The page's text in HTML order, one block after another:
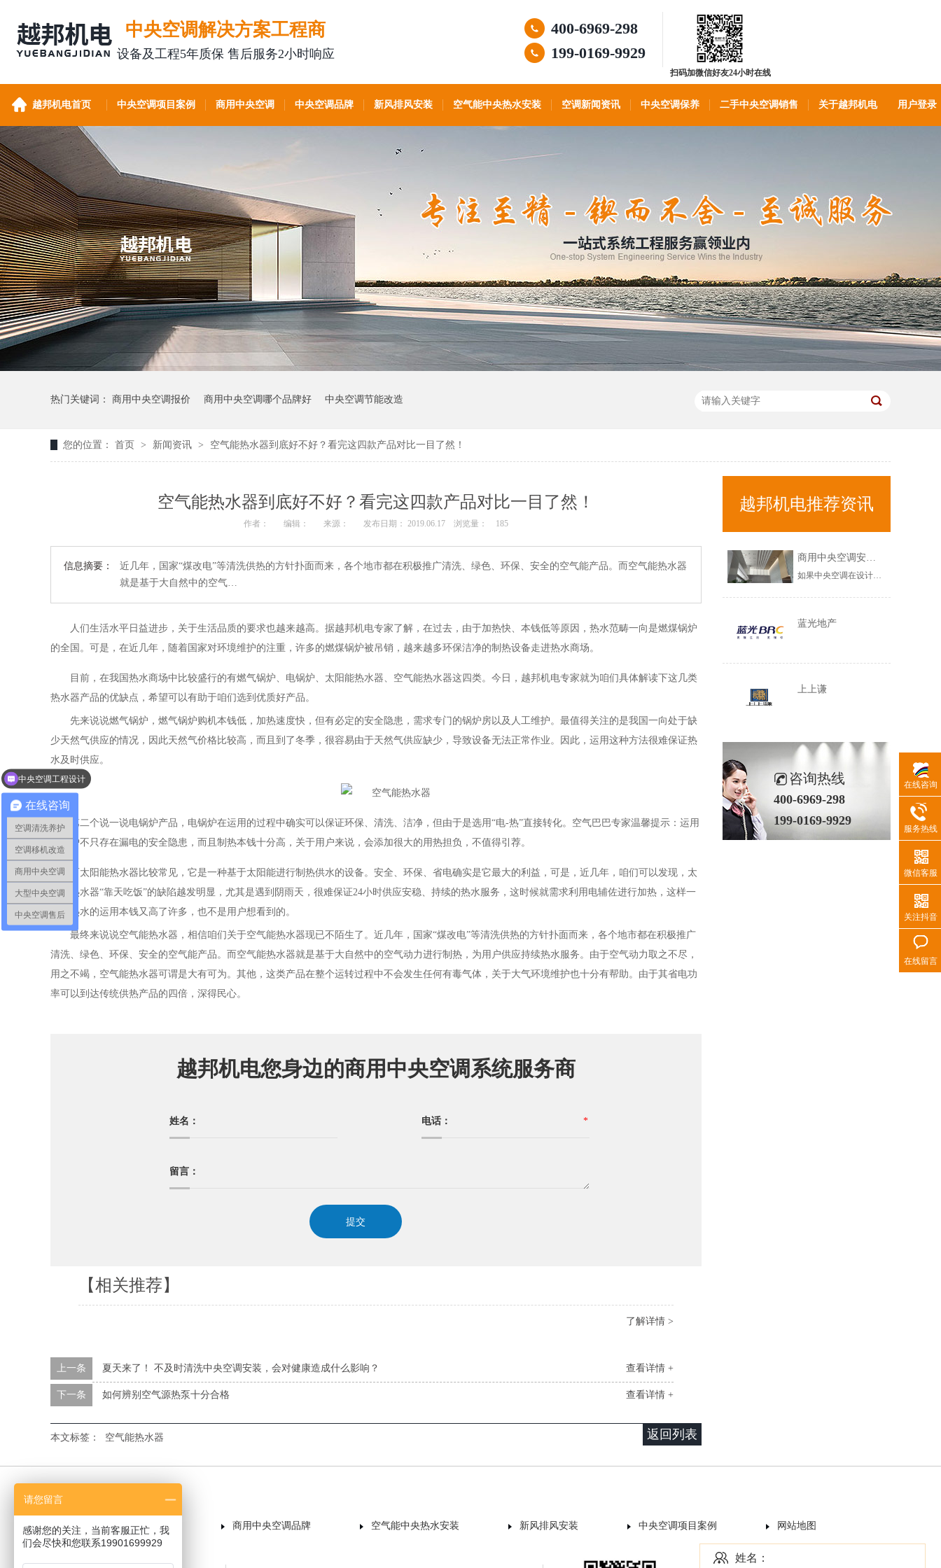
中央空调解决方案工程商
设备及工程5年质保 售后服务2小时响应
400-6969-298
199-0169-9929
扫码加微信好友24小时在线
越邦机电首页 中央空调项目案例 商用中央空调 中央空调品牌 新风排风安装 空气能中央热水安装 空调新闻资讯 中央空调保养 二手中央空调销售 关于越邦机电 用户登录
热门关键词： 商用中央空调报价 商用中央空调哪个品牌好 中央空调节能改造
您的位置： 首页 > 新闻资讯 > 空气能热水器到底好不好？看完这四款产品对比一目了然！
空气能热水器到底好不好？看完这四款产品对比一目了然！
作者： 编辑： 来源： 发布日期： 2019.06.17 浏览量： 185
信息摘要：
近几年，国家“煤改电”等清洗供热的方针扑面而来，各个地市都在积极推广清洗、绿色、环保、安全的空气能产品。而空气能热水器
就是基于大自然中的空气…
人们生活水平日益进步，关于生活品质的要求也越来越高。据越邦机电专家了解，在过去，由于加热快、本钱低等原因，热水范畴一向是燃煤锅炉
的全国。可是，在近几年，随着国家对环境维护的注重，许多的燃煤锅炉被吊销，越来越多环保洁净的制热设备走进热水商场。
目前，在我国热水商场中比较盛行的有燃气锅炉、电锅炉、太阳能热水器、空气能热水器这四类。今日，越邦机电专家就为咱们具体解读下这几类
热水器产品的优缺点，希望可以有助于咱们选到优质好产品。
先来说说燃气锅炉，燃气锅炉购机本钱低，加热速度快，但有必定的安全隐患，需求专门的锅炉房以及人工维护。最值得关注的是我国一向处于缺
少天然气供应的情况，因此天然气价格比较高，而且到了冬季，很容易由于天然气供应缺少，导致设备无法正常作业。因此，运用这种方法很难保证热
水及时供应。
第二个说一说电锅炉产品，电锅炉在运用的过程中确实可以保证环保、清洗、洁净，但由于是选用“电-热”直接转化。空气巴巴专家温馨提示：运用
电锅炉不只存在漏电的安全隐患，而且制热本钱十分高，关于用户来说，会添加很大的用热担负，不值得引荐。
而太阳能热水器比较常见，它是一种基于太阳能进行制热供水的设备。安全、环保、省电确实是它最大的利益，可是，近几年，咱们可以发现，太
阳能热水器“靠天吃饭”的缺陷越发明显，尤其是遇到阴雨天，很难保证24小时供应安稳、持续的热水服务，这时候就需求利用电辅佐进行加热，这样一
来，热水的运用本钱又高了许多，也不是用户想看到的。
最终来说说空气能热水器，相信咱们关于空气能热水器现已不陌生了。近几年，国家“煤改电”等清洗供热的方针扑面而来，各个地市都在积极推广
清洗、绿色、环保、安全的空气能产品。而空气能热水器就是基于大自然中的空气动力进行制热，为用户供应持续热水服务。由于空气动力取之不尽，
用之不竭，空气能热水器可谓是大有可为。其他，这类产品在整个运转过程中不会发生任何有毒气体，关于大气环境维护也十分有帮助。由于其省电功
率可以到达传统供热产品的四倍，深得民心。
越邦机电您身边的商用中央空调系统服务商
姓名： 电话： *
留言：
【相关推荐】
了解详情 >
查看详情 +
上一条 夏天来了！ 不及时清洗中央空调安装，会对健康造成什么影响？
查看详情 +
下一条 如何辨别空气源热泵十分合格
返回列表
本文标签： 空气能热水器
越邦机电推荐资讯
商用中央空调安装不当，会出现哪些问题？
如果中央空调在设计以及安装环节，出现问题的话，那需要在中央空调调试验收环节，注意以下几个问题，希望对您有所帮助！商用中央空调安装不当，会出现哪些问题？1、商用中央空调漏水问题如果在调试环节，发现商用中央空调出现漏水的情况，需要立马修复，这不是中央空调正常使用现象，而是中央空调安装不规范造成的，......
蓝光地产
上上谦
咨询热线
400-6969-298
199-0169-9929
首页 商用中央空调品牌 空气能中央热水安装 新风排风安装 中央空调项目案例 网站地图
姓名：
在线咨询
服务热线
微信客服
关注抖音
在线留言
在线咨询
空调清洗养护
空调移机改造
商用中央空调
大型中央空调
中央空调售后
中央空调工程设计
请您留言
感谢您的关注，当前客服正忙，我
们会尽快和您联系19901699929